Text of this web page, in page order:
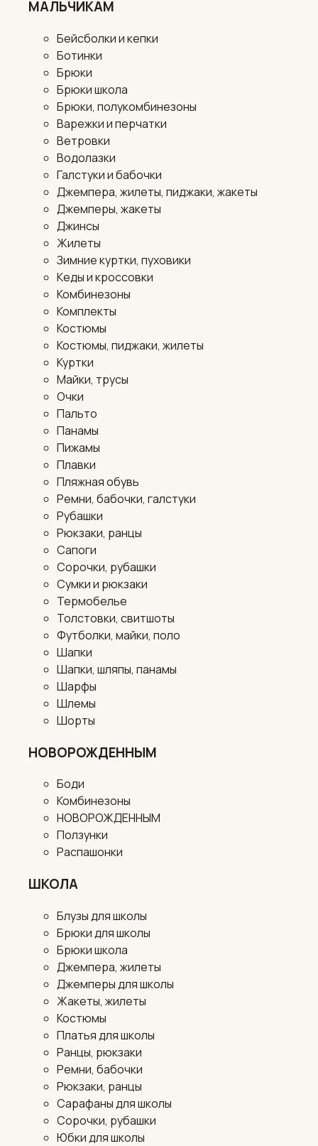
МАЛЬЧИКАМ
Бейсболки и кепки
Ботинки
Брюки
Брюки школа
Брюки, полукомбинезоны
Варежки и перчатки
Ветровки
Водолазки
Галстуки и бабочки
Джемпера, жилеты, пиджаки, жакеты
Джемперы, жакеты
Джинсы
Жилеты
Зимние куртки, пуховики
Кеды и кроссовки
Комбинезоны
Комплекты
Костюмы
Костюмы, пиджаки, жилеты
Куртки
Майки, трусы
Очки
Пальто
Панамы
Пижамы
Плавки
Пляжная обувь
Ремни, бабочки, галстуки
Рубашки
Рюкзаки, ранцы
Сапоги
Сорочки, рубашки
Сумки и рюкзаки
Термобелье
Толстовки, свитшоты
Футболки, майки, поло
Шапки
Шапки, шляпы, панамы
Шарфы
Шлемы
Шорты
НОВОРОЖДЕННЫМ
Боди
Комбинезоны
НОВОРОЖДЕННЫМ
Ползунки
Распашонки
ШКОЛА
Блузы для школы
Брюки для школы
Брюки школа
Джемпера, жилеты
Джемперы для школы
Жакеты, жилеты
Костюмы
Платья для школы
Ранцы, рюкзаки
Ремни, бабочки
Рюкзаки, ранцы
Сарафаны для школы
Сорочки, рубашки
Юбки для школы